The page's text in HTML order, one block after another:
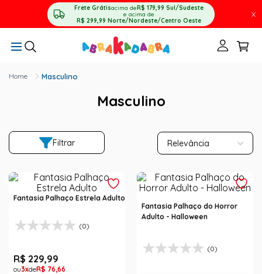
Frete Grátisacima deR$ 179,99 Sul/Sudeste
e acima de
R$ 299,99 Norte/Nordeste/Centro Oeste
X
Masculino
Masculino
Filtrar Relevância
Fantasia Palhaço Estrela Adulto
(0)
R$ 229,99
3 R$ 76,66
Fantasia Palhaço do Horror
Adulto - Halloween
(0)